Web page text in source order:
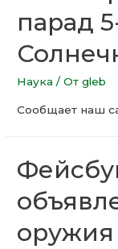
парад
Наука / От gleb
Сообщает наш
оружия